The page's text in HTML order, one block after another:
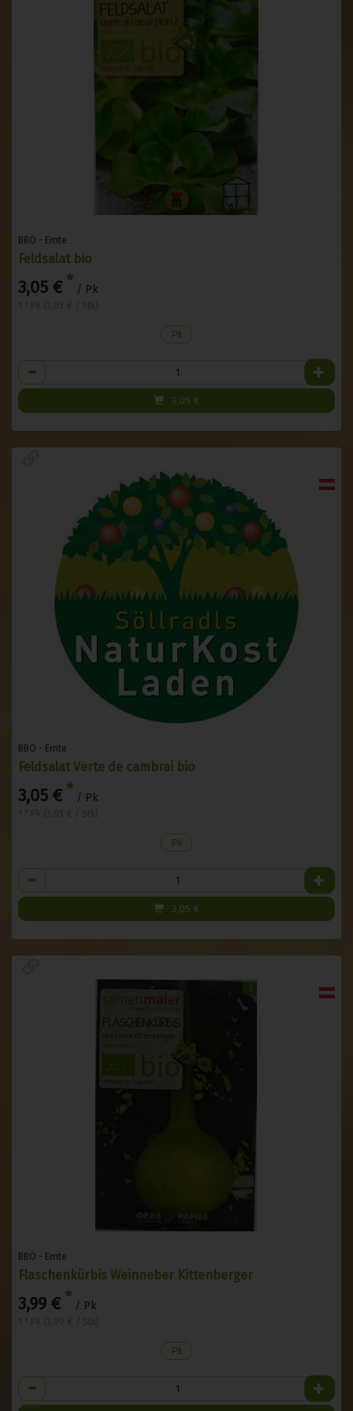
BBÖ - Ernte
Feldsalat bio
3,05 € * / Pk
Pk
Anzahl
3,05 €
BBÖ - Ernte
Feldsalat Verte de cambrai bio
3,05 € * / Pk
Pk
Anzahl
3,05 €
BBÖ - Ernte
Flaschenkürbis Weinneber Kittenberger
3,99 € * / Pk
Pk
Anzahl